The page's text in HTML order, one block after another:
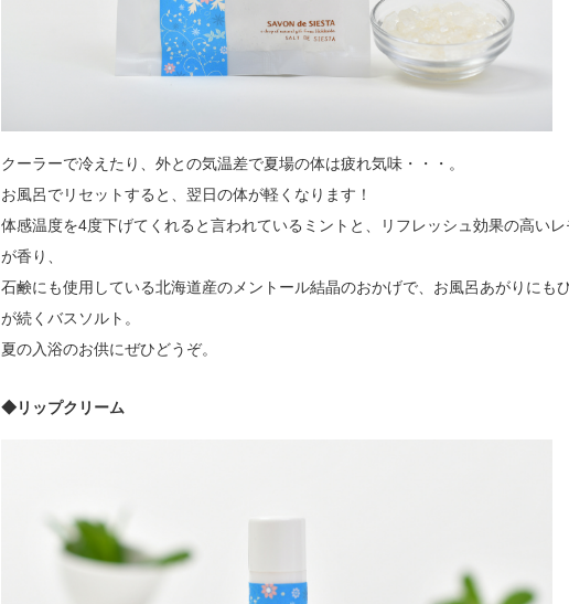
クーラーで冷えたり、外との気温差で夏場の体は疲れ気味・・・。
お風呂でリセットすると、翌日の体が軽くなります！
体感温度を4度下げてくれると言われているミントと、リフレッシュ効果の高いレ
が香り、
石鹸にも使用している北海道産のメントール結晶のおかげで、お風呂あがりにも
が続くバスソルト。
夏の入浴のお供にぜひどうぞ。
◆リップクリーム